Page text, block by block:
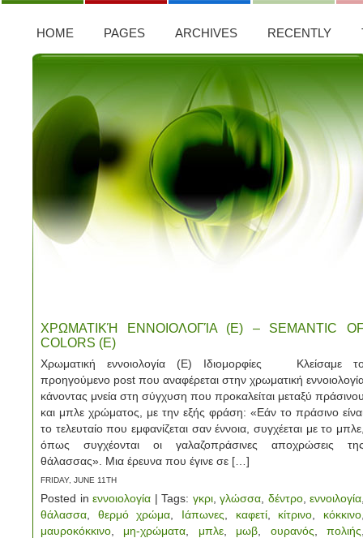
HOME PAGES ARCHIVES RECENTLY
ΧΡΩΜΑΤΙΚΉ ΕΝΝΟΙΟΛΟΓΊΑ (Ε) – SEMANTIC
COLORS (E)
Χρωματική εννοιολογία (Ε) Ιδιομορφίες Κλείσαμε
προηγούμενο post που αναφέρεται στην χρωματική
κάνοντας μνεία στη σύγχυση που προκαλείται μεταξύ
και μπλε χρώματος, με την εξής φράση: «Εάν το πράσινο
το τελευταίο που εμφανίζεται σαν έννοια, συγχέεται με το
όπως συγχέονται οι γαλαζοπράσινες αποχρώσεις
θάλασσας». Μια έρευνα που έγινε σε […]
FRIDAY, JUNE 11TH
Posted in εννοιολογία | Tags: γκρι, γλώσσα δέντρο, εννοιλογία
θάλασσα
θερμό χρώμα Ιάπωνες καφετί, κίτρινο κόκκινο
μαυροκόκκινο
μη-χρώματα μπλε, μωβ ουρανός ,πολιής